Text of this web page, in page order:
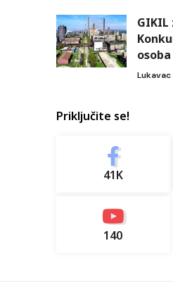
GIKIL
Lukavac
Priključite se!
41K
140